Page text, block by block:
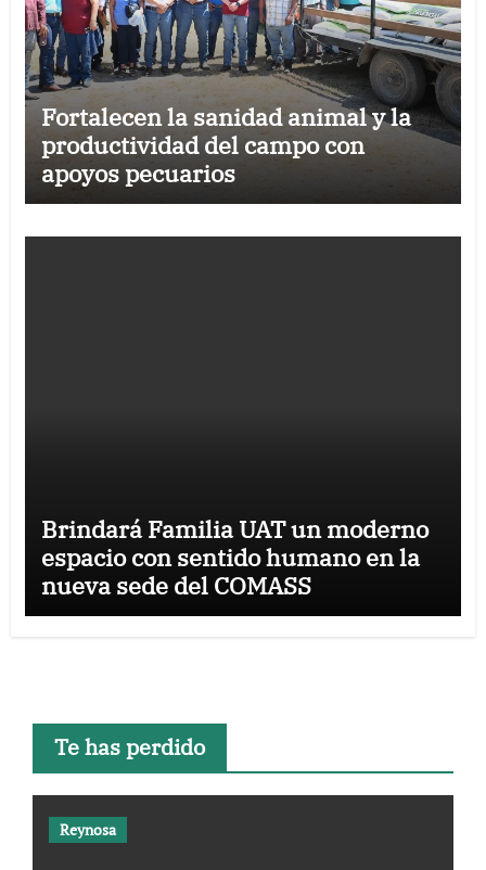
Fortalecen la sanidad animal y la
productividad del campo con
apoyos pecuarios
Brindará Familia UAT un moderno
espacio con sentido humano en la
nueva sede del COMASS
Te has perdido
Reynosa